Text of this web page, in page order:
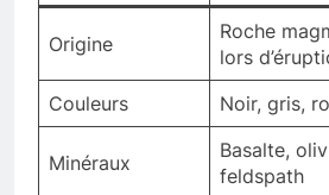
Origine
Roche
lors
Couleurs
Noir, gris,
Minéraux
Basalte,
feldspath